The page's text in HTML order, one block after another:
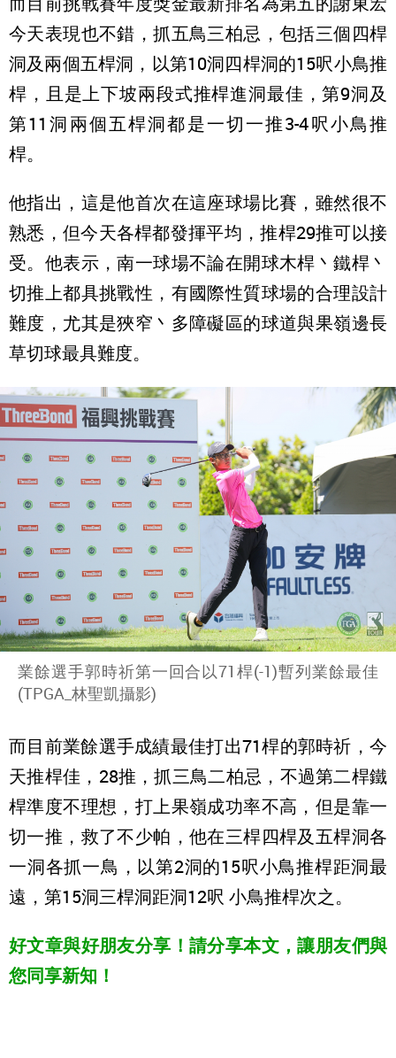
今天表現也不錯，抓五鳥三柏忌，包括三個四桿
洞及兩個五桿洞，以第10洞四桿洞的15呎小鳥推
桿，且是上下坡兩段式推桿進洞最佳，第9洞及
第11洞兩個五桿洞都是一切一推3-4呎小鳥推
桿。
他指出，這是他首次在這座球場比賽，雖然很不
熟悉，但今天各桿都發揮平均，推桿29推可以接
受。他表示，南一球場不論在開球木桿丶鐵桿丶
切推上都具挑戰性，有國際性質球場的合理設計
難度，尤其是狹窄丶多障礙區的球道與果嶺邊長
草切球最具難度。
業餘選手郭時祈第一回合以71桿(-1)暫列業餘最佳
(TPGA_林聖凱攝影)
而目前業餘選手成績最佳打出71桿的郭時祈，今
天推桿佳，28推，抓三鳥二柏忌，不過第二桿鐵
桿準度不理想，打上果嶺成功率不高，但是靠一
切一推，救了不少帕，他在三桿四桿及五桿洞各
一洞各抓一鳥，以第2洞的15呎小鳥推桿距洞最
遠，第15洞三桿洞距洞12呎 小鳥推桿次之。
好文章與好朋友分享！請分享本文，讓朋友們與
您同享新知！